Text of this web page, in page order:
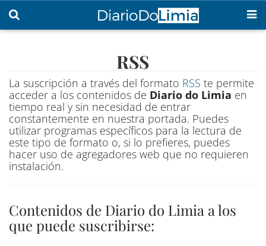
RSS
La suscripción a través del formato RSS te permite
acceder a los contenidos de Diario do Limia en
tiempo real y sin necesidad de entrar
constantemente en nuestra portada. Puedes
utilizar programas específicos para la lectura de
este tipo de formato o, si lo prefieres, puedes
hacer uso de agregadores web que no requieren
instalación.
Contenidos de Diario do Limia a los
que puede suscribirse: